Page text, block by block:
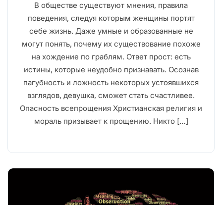
В обществе существуют мнения, правила
поведения, следуя которым женщины портят
себе жизнь. Даже умные и образованные не
могут понять, почему их существование похоже
на хождение по граблям. Ответ прост: есть
истины, которые неудобно признавать. Осознав
пагубность и ложность некоторых устоявшихся
взглядов, девушка, сможет стать счастливее.
Опасность всепрощения Христианская религия и
мораль призывает к прощению. Никто […]